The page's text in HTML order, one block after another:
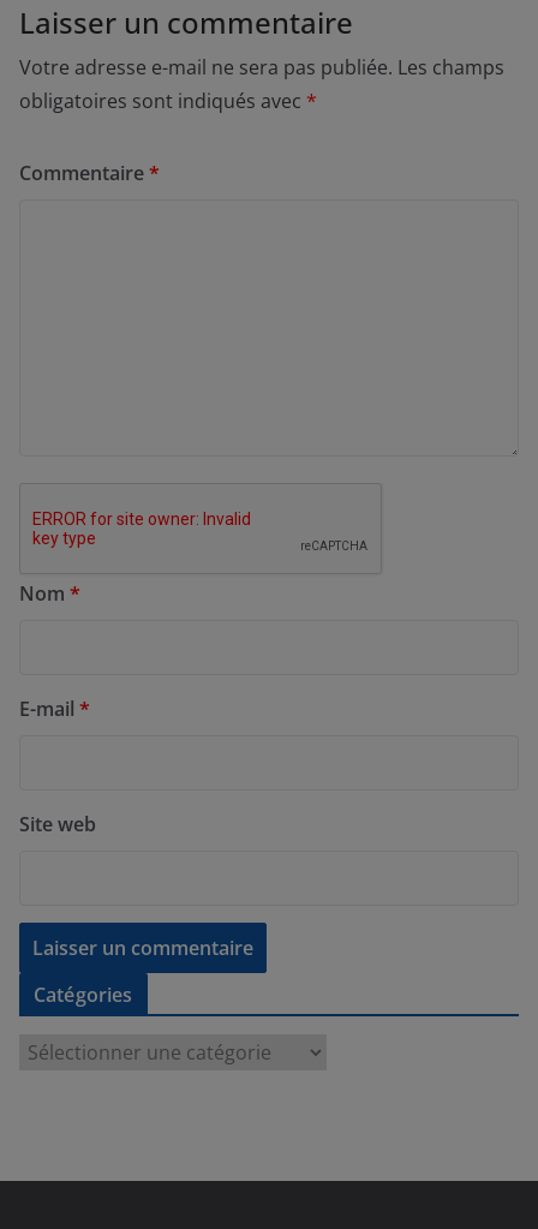
Laisser un commentaire
Votre adresse e-mail ne sera pas publiée. Les champs
obligatoires sont indiqués avec *
Commentaire*
Nom *
E-mail *
Site web
Catégories